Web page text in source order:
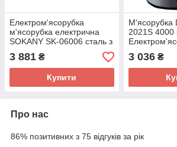
Електром'ясорубка
м'ясорубка електрична
SOKANY SK-06006 сталь з
насадками та решітками
3800 Вт
3 881 ₴
Купити
М'ясорубка
2021S 4000
3 036₴
Про нас
86% позитивних з 75 відгуків за рік